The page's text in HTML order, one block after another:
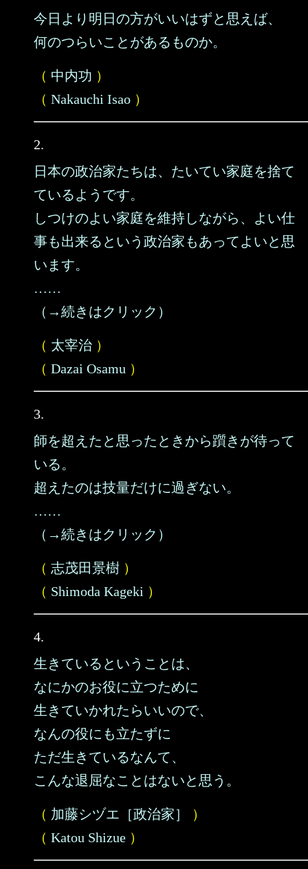
今日より明日の方がいいはずと思えば、
何のつらいことがあるものか。
（ 中内功 ）
（ Nakauchi Isao ）
2.
日本の政治家たちは、たいてい家庭を捨て
ているようです。
しつけのよい家庭を維持しながら、よい仕
事も出来るという政治家もあってよいと思
います。
……
（→続きはクリック）
（ 太宰治 ）
（ Dazai Osamu ）
3.
師を超えたと思ったときから躓きが待って
いる。
超えたのは技量だけに過ぎない。
……
（→続きはクリック）
（ 志茂田景樹 ）
（ Shimoda Kageki ）
4.
生きているということは、
なにかのお役に立つために
生きていかれたらいいので、
なんの役にも立たずに
ただ生きているなんて、
こんな退屈なことはないと思う。
（ 加藤シヅエ［政治家］
）
（ Katou Shizue ）